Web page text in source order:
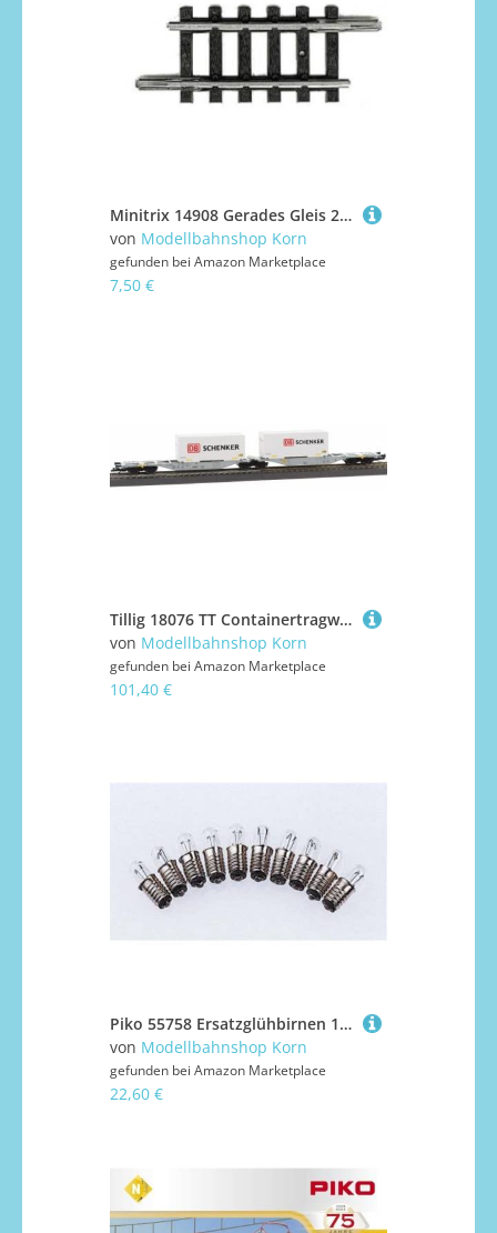
Minitrix 14908 Gerades Gleis 27,9 mm (1 Stück)
von Modellbahnshop Korn
gefunden bei Amazon Marketplace
7,50 €
Tillig 18076 TT Containertragwagen Sggmrs 747, DB AG, Ep. VI
von Modellbahnshop Korn
gefunden bei Amazon Marketplace
101,40 €
Piko 55758 Ersatzglühbirnen 16 V (10 Stück)
von Modellbahnshop Korn
gefunden bei Amazon Marketplace
22,60 €